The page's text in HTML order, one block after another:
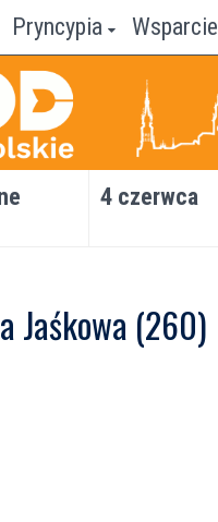
Pryncypia Wsparcie
4 czerwca
Jaśkowa (260)